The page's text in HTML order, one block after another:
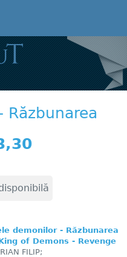
Răzbunarea
demonilor - Răzbunarea
of Demons - Revenge
FILIP;